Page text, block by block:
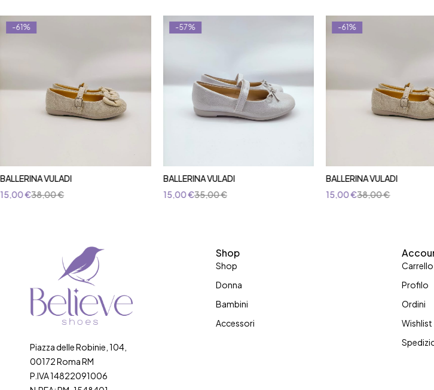
-61%
BALLERINA VULADI
38,00€
15,00€
-57%
BALLERINA VULADI
35,00€
15,00€
-61%
BALLERINA VULADI
38,00€
15,00€
Piazza delle Robinie, 104,
00172 Roma RM
P.IVA 14822091006
Shop
Shop
Donna
Bambini
Accessori
Carrello
Profilo
Ordini
Wishlist